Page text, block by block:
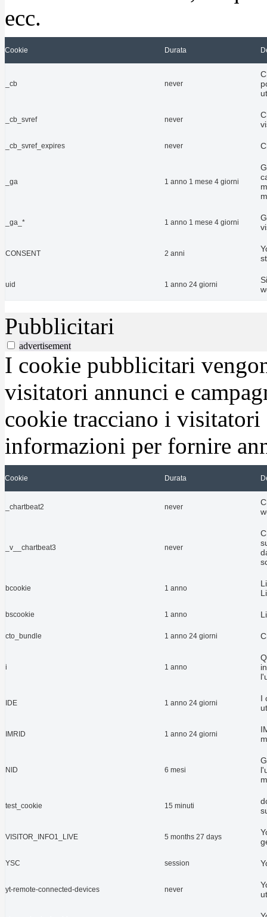
ecc.
Cookie Durata
_cb never
_cb_svref never
_cb_svref_expires never
_ga 1 anno 1 mese 4 giorni
_ga_* 1 anno 1 mese 4 giorni
CONSENT 2 anni
uid 1 anno 24 giorni
Pubblicitari
advertisement
I cookie pubblicitari
visitatori annunci e
cookie tracciano i visitatori
informazioni per fornire
Cookie Durata
_chartbeat2 never
_v__chartbeat3 never
bcookie 1 anno
bscookie 1 anno
cto_bundle 1 anno 24 giorni
i 1 anno
IDE 1 anno 24 giorni
I
IMRID 1 anno 24 giorni
NID 6 mesi
test_cookie 15 minuti
VISITOR_INFO1_LIVE 5 months 27 days
YSC session
yt-remote-connected-devices never